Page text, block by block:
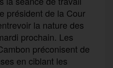
président de la Cour
la nature des
prochain. Les
préconisent de
en ciblant les